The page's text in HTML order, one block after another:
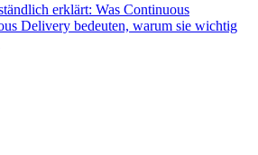
erklärt: Was Continuous
Delivery bedeuten, warum sie wichtig